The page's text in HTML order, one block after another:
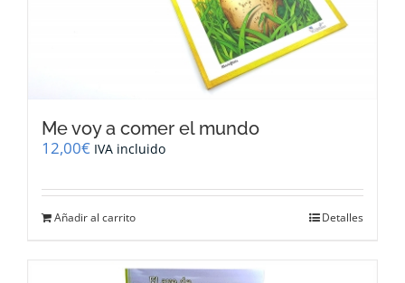
Me voy a comer el mundo
12,00€ IVA incluido
Añadir al carrito Detalles